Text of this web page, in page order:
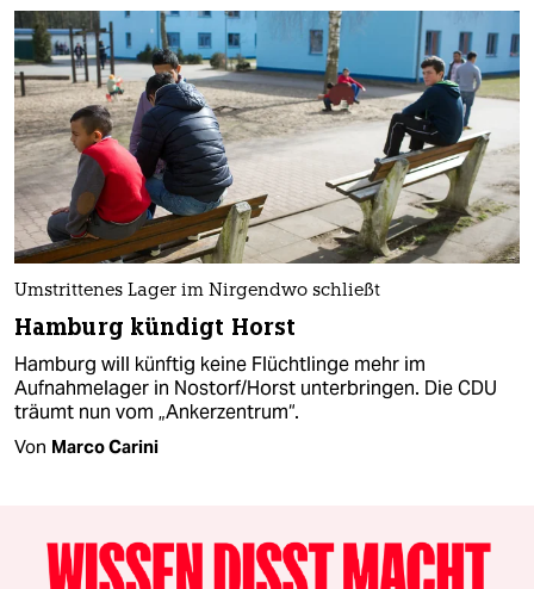
Umstrittenes Lager im Nirgendwo schließt
Hamburg kündigt Horst
Hamburg will künftig keine Flüchtlinge mehr im
Aufnahmelager in Nostorf/Horst unterbringen. Die CDU
träumt nun vom „Ankerzentrum“.
Von Marco Carini